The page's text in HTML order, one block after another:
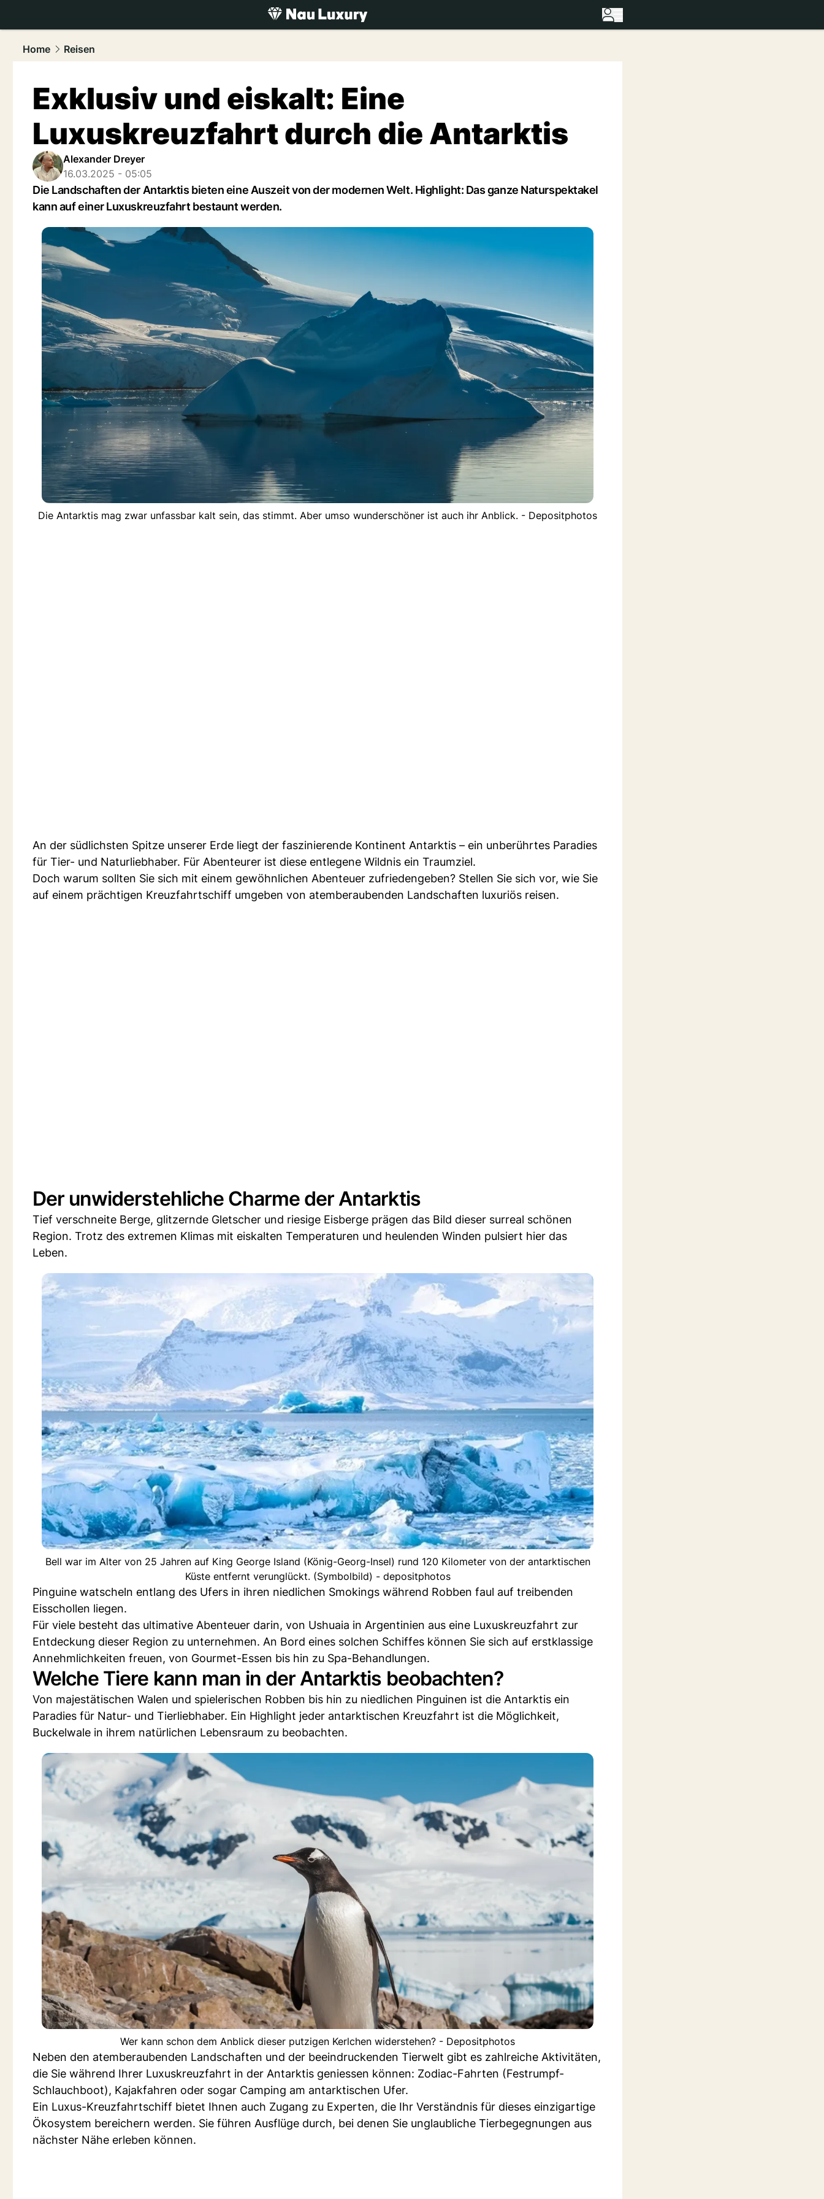
luxury.NAU.ch
Home
Reisen
Exklusiv und eiskalt: Eine
Luxuskreuzfahrt durch die Antarktis
Alexander Dreyer
16.03.2025 - 05:05
Die Landschaften der Antarktis bieten eine Auszeit von der modernen Welt. Highlight: Das ganze Naturspektakel
kann auf einer Luxuskreuzfahrt bestaunt werden.
Die Antarktis mag zwar unfassbar kalt sein, das stimmt. Aber umso wunderschöner ist auch ihr Anblick. - Depositphotos
An der südlichsten Spitze unserer Erde liegt der faszinierende Kontinent Antarktis – ein unberührtes Paradies
für Tier- und Naturliebhaber. Für Abenteurer ist diese entlegene Wildnis ein Traumziel.
Doch warum sollten Sie sich mit einem gewöhnlichen Abenteuer zufriedengeben? Stellen Sie sich vor, wie Sie
auf einem prächtigen Kreuzfahrtschiff umgeben von atemberaubenden Landschaften luxuriös reisen.
Der unwiderstehliche Charme der Antarktis
Tief verschneite Berge, glitzernde Gletscher und riesige Eisberge prägen das Bild dieser surreal schönen
Region. Trotz des extremen Klimas mit eiskalten Temperaturen und heulenden Winden pulsiert hier das
Leben.
Bell war im Alter von 25 Jahren auf King George Island (König-Georg-Insel) rund 120 Kilometer von der antarktischen
Küste entfernt verunglückt. (Symbolbild) - depositphotos
Pinguine watscheln entlang des Ufers in ihren niedlichen Smokings während Robben faul auf treibenden
Eisschollen liegen.
Für viele besteht das ultimative Abenteuer darin, von Ushuaia in Argentinien aus eine Luxuskreuzfahrt zur
Entdeckung dieser Region zu unternehmen. An Bord eines solchen Schiffes können Sie sich auf erstklassige
Annehmlichkeiten freuen, von Gourmet-Essen bis hin zu Spa-Behandlungen.
Welche Tiere kann man in der Antarktis beobachten?
Von majestätischen Walen und spielerischen Robben bis hin zu niedlichen Pinguinen ist die Antarktis ein
Paradies für Natur- und Tierliebhaber. Ein Highlight jeder antarktischen Kreuzfahrt ist die Möglichkeit,
Buckelwale in ihrem natürlichen Lebensraum zu beobachten.
Wer kann schon dem Anblick dieser putzigen Kerlchen widerstehen? - Depositphotos
Neben den atemberaubenden Landschaften und der beeindruckenden Tierwelt gibt es zahlreiche Aktivitäten,
die Sie während Ihrer Luxuskreuzfahrt in der Antarktis geniessen können: Zodiac-Fahrten (Festrumpf-
Schlauchboot), Kajakfahren oder sogar Camping am antarktischen Ufer.
Ein Luxus-Kreuzfahrtschiff bietet Ihnen auch Zugang zu Experten, die Ihr Verständnis für dieses einzigartige
Ökosystem bereichern werden. Sie führen Ausflüge durch, bei denen Sie unglaubliche Tierbegegnungen aus
nächster Nähe erleben können.